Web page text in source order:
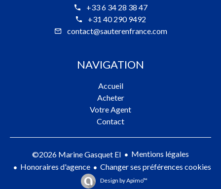
+33 6 34 28 38 47
+31 40 290 9492
contact@sauterenfrance.com
NAVIGATION
Accueil
Acheter
Votre Agent
Contact
©2026 Marine Gasquet EI
Mentions légales
Honoraires d'agence
Changer ses préférences cookies
Design byApimo™